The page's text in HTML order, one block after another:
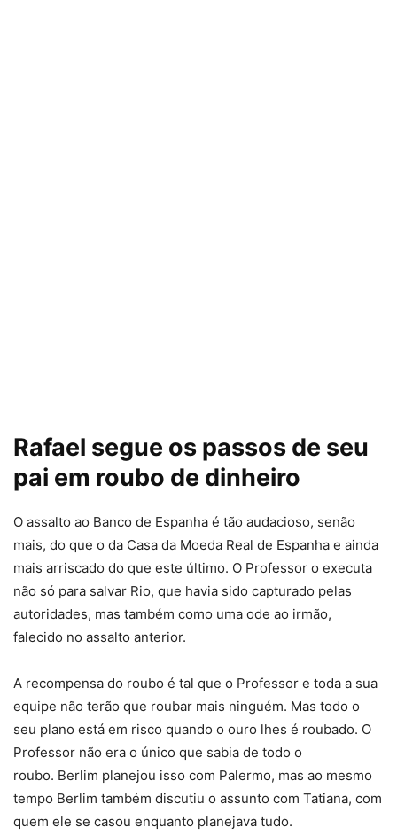
Rafael segue os passos de seu
pai em roubo de dinheiro
O assalto ao Banco de Espanha é tão audacioso, senão
mais, do que o da Casa da Moeda Real de Espanha e ainda
mais arriscado do que este último. O Professor o executa
não só para salvar Rio, que havia sido capturado pelas
autoridades, mas também como uma ode ao irmão,
falecido no assalto anterior.
A recompensa do roubo é tal que o Professor e toda a sua
equipe não terão que roubar mais ninguém. Mas todo o
seu plano está em risco quando o ouro lhes é roubado. O
Professor não era o único que sabia de todo o
roubo. Berlim planejou isso com Palermo, mas ao mesmo
tempo Berlim também discutiu o assunto com Tatiana, com
quem ele se casou enquanto planejava tudo.